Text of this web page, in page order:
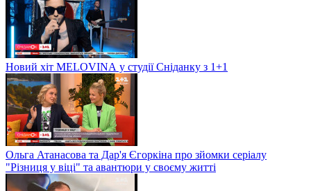
Новий хіт MELOVINА у студії Сніданку з 1+1
Ольга Атанасова та Дар'я Єгоркіна про зйомки серіалу
"Різниця у віці" та авантюри у своєму житті